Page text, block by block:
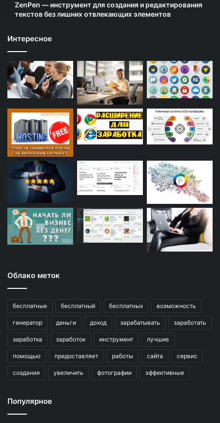
ZenPen — инструмент для создания и редактирования
текстов без лишних отвлекающих элементов
Интересное
Облако меток
бесплатные бесплатный бесплатных возможность
генератор деньги доход зарабатывать заработать
заработка заработок инструмент лучшие
помощью предоставляет работы сайта сервис
создания увеличить фотографии эффективные
Популярное